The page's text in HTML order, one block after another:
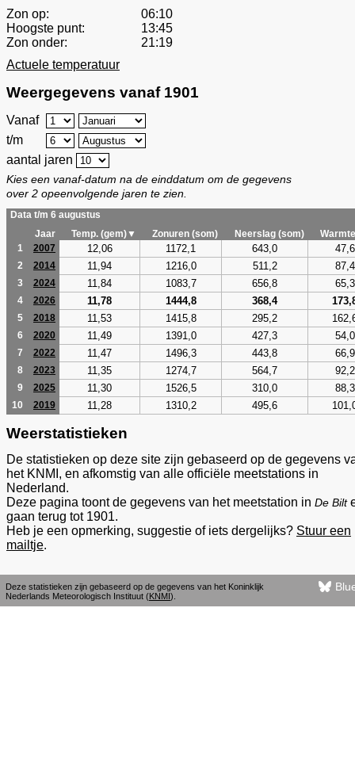
Zon op:
06:10
Hoogste punt:
13:45
Zon onder:
21:19
Actuele temperatuur
Weergegevens vanaf 1901
Vanaf
t/m
aantal jaren
Kies een vanaf-datum na de einddatum om de gegevens
over 2 opeenvolgende jaren te zien.
Data t/m 6 augustus
Jaar
Temp. (gem)▼ Zonuren (som) Neerslag (som)
1
2007 12,06 1172,1 643,0 47,6
2 2014 11,94 1216,0 511,2 87,4
3 2024 11,84 1083,7 656,8 65,3
4 2026 11,78 1444,8 368,4
5 2018 11,53 1415,8 295,2
6 2020 11,49 1391,0 427,3 54,0
7 2022 11,47 1496,3 443,8 66,9
8 2023 11,35 1274,7 564,7 92,2
9 2025 11,30 1526,5 310,0 88,3
10 2019 11,28 1310,2 495,6
Weerstatistieken
De statistieken op deze site zijn gebaseerd op de gegevens
het KNMI, en afkomstig van alle officiële meetstations in
Nederland.
Deze pagina toont de gegevens van het meetstation in De Bilt
gaan terug tot 1901.
Heb je een opmerking, suggestie of iets dergelijks? Stuur een
mailtje.
Deze statistieken zijn gebaseerd op de gegevens van het Koninklijk
Nederlands Meteorologisch Instituut (KNMI).